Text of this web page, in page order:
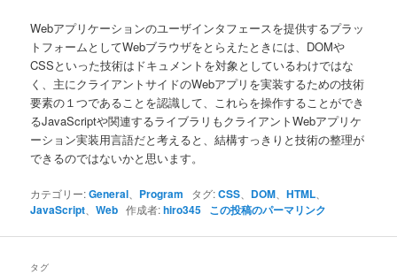
Webアプリケーションのユーザインタフェースを提供するプラッ
トフォームとしてWebブラウザをとらえたときには、DOMや
CSSといった技術はドキュメントを対象としているわけではな
く、主にクライアントサイドのWebアプリを実装するための技術
要素の１つであることを認識して、これらを操作することができ
るJavaScriptや関連するライブラリもクライアントWebアプリケ
ーション実装用言語だと考えると、結構すっきりと技術の整理が
できるのではないかと思います。
カテゴリー:General Program タグ:CSS DOM 、HTML
JavaScript 、Web 作成者:hiro345 この投稿のパーマリンク
タグ